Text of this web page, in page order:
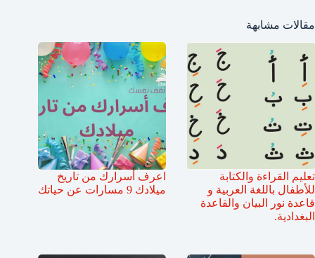
مقالات مشابهة
تعليم القراءة والكتابة
للأطفال باللغة العربية و
قاعدة نور البيان والقاعدة
البغدادية.
اعرف أسرارك من تاريخ
ميلادك 9 مسارات عن حياتك